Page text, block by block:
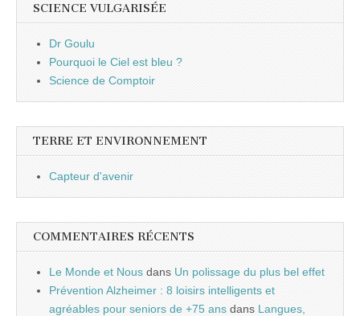
SCIENCE VULGARISÉE
Dr Goulu
Pourquoi le Ciel est bleu ?
Science de Comptoir
TERRE ET ENVIRONNEMENT
Capteur d'avenir
COMMENTAIRES RÉCENTS
Le Monde et Nous dans Un polissage du plus bel effet
Prévention Alzheimer : 8 loisirs intelligents et
agréables pour seniors de +75 ans dans Langues,